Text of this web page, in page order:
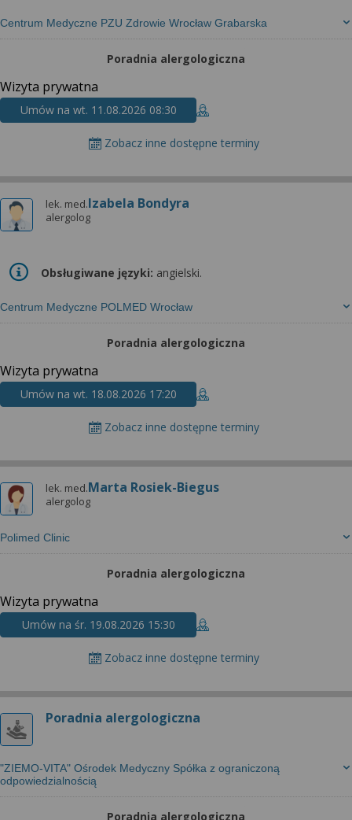
Centrum Medyczne PZU Zdrowie Wrocław Grabarska
Poradnia alergologiczna
Wizyta prywatna
Umów na wt. 11.08.2026 08:30
Zobacz inne dostępne terminy
lek. med.Izabela Bondyra
alergolog
Centrum Medyczne POLMED Wrocław
Obsługiwane języki: angielski.
Poradnia alergologiczna
Wizyta prywatna
Umów na wt. 18.08.2026 17:20
Zobacz inne dostępne terminy
lek. med.Marta Rosiek-Biegus
alergolog
Polimed Clinic
Poradnia alergologiczna
Wizyta prywatna
Umów na śr. 19.08.2026 15:30
Zobacz inne dostępne terminy
Poradnia alergologiczna
"ZIEMO-VITA" Ośrodek Medyczny Spółka z ograniczoną
odpowiedzialnością
Poradnia alergologiczna